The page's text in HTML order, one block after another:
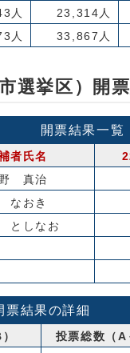
人 23,314人
人 33,867人
選挙区）開
開票結果一覧
者氏名
真治
なおき
としなお
票結果の詳細
投票総数（A